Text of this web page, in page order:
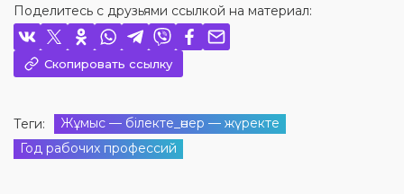
Поделитесь с друзьями ссылкой на материал:
Скопировать ссылку
Теги:
Жұмыс — білекте_өнер — жүректе
Год рабочих профессий